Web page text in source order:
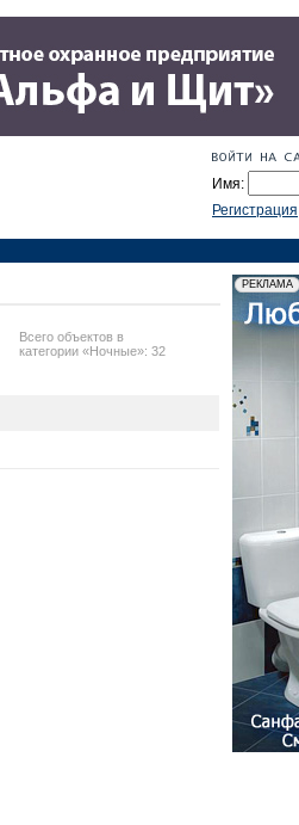
Имя:
Регистрация
Всего объектов в
категории «Ночные»: 32